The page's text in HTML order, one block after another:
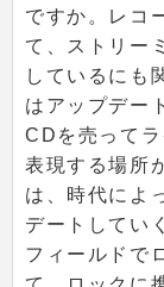
ですか。レコ
て、ストリー
しているにも
はアップデー
CDを売って
表現する場所
は、時代によ
デートしてい
フィールドで